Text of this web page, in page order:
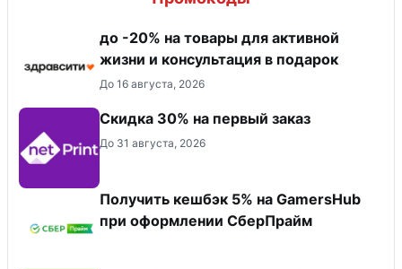
до -20% на товары для активной
жизни и консультация в подарок
До 16 августа, 2026
Скидка 30% на первый заказ
До 31 августа, 2026
Получить кешбэк 5% на GamersHub
при оформлении СберПрайм